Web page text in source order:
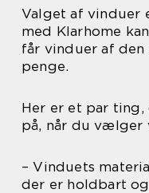
Valget af vinduer
med Klarhome
får vinduer af
penge.
Her er et par
på, når du vælger
– Vinduets
der er holdbart